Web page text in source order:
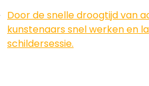
Door de snelle droogtijd van
kunstenaars snel werken en
schildersessie.